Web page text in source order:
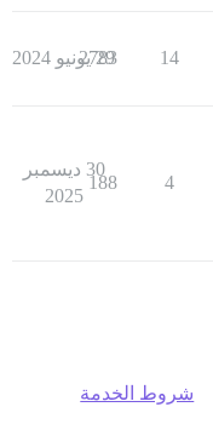
14
2783
29 يونيو 2024
4
188
30 ديسمبر
2025
شروط الخدمة